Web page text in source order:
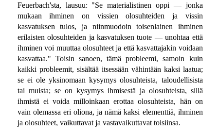
Feuerbach'sta, lausuu: "Se materialistinen oppi — jonka
mukaan ihminen on vissien olosuhteiden ja vissin
kasvatuksen tulos, ja niinmuodoin toisenlainen ihminen
erilaisten olosuhteiden ja kasvatuksen tuote — unohtaa että
ihminen voi muuttaa olosuhteet ja että kasvattajakin voidaan
kasvattaa." Toisin sanoen, tämä probleemi, samoin kuin
kaikki probleemit, sisältää itsessään vähintään kaksi laatua;
se ei ole yksinomaan kysymys olosuhteista, taloudellisista
tai muista; se on kysymys ihmisestä ja olosuhteista, sillä
ihmistä ei voida milloinkaan erottaa olosuhteista, hän on
vain olemassa eri oliona, ja nämä kaksi elementtiä, ihminen
ja olosuhteet, vaikuttavat ja vastavaikuttavat toisiinsa.